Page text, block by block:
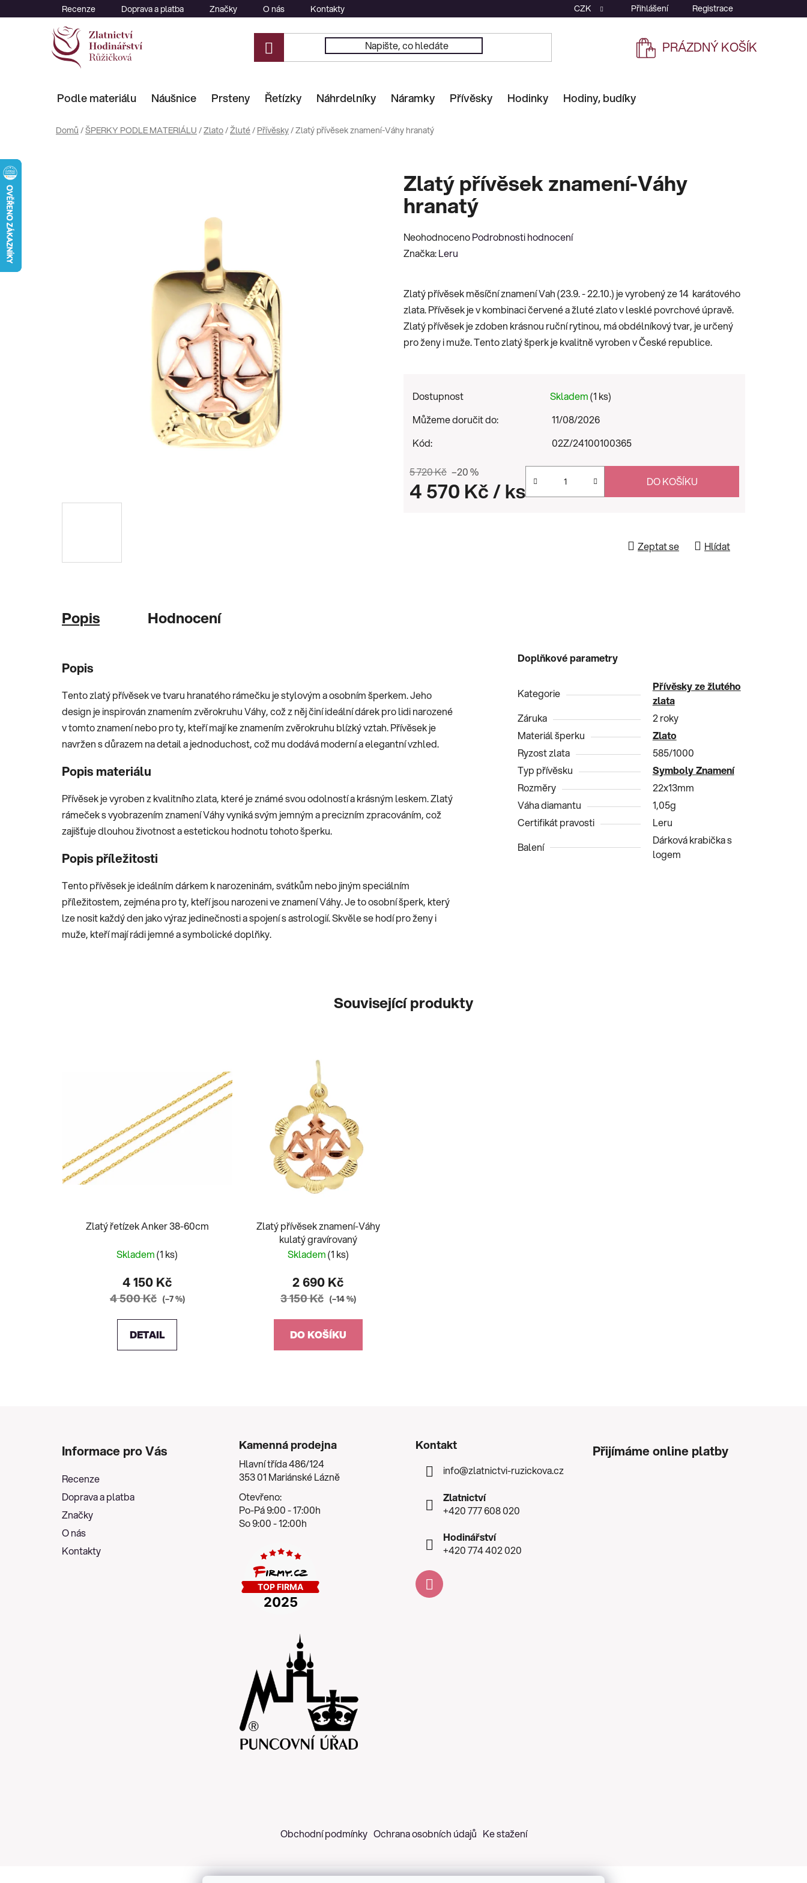
na
Recenze Doprava a platba Značky O nás Kontakty CZK Přihlášení Registrace
NÁKUPNÍ
PRÁZDNÝ KOŠÍK
Podle materiálu Náušnice Prsteny Řetízky Náhrdelníky Náramky Přívěsky Hodinky Hodiny, budíky
Domů /ŠPERKY PODLE MATERIÁLU /Zlato/Žluté/ Přívěsky/Zlatý přívěsek znamení-Váhy hranatý
Zlatý přívěsek znamení-Váhy
hranatý
Průměrné
hodnocení
0,0
z
5
hvězdiček.
NeohodnocenoPodrobnosti hodnocení
Značka:Leru
Zlatý přívěsek měsíční znamení Vah (23.9. - 22.10.) je vyrobený ze 14 karátového
zlata. Přívěsek je v kombinaci červené a žluté zlato v lesklé povrchové úpravě.
Zlatý přívěsek je zdoben krásnou ruční rytinou, má obdélníkový tvar, je určený
pro ženy i muže. Tento zlatý šperk je kvalitně vyroben v České republice.
Dostupnost Skladem(1 ks)
Můžeme doručit do:
11/08/2026
Kód:
02Z/24100100365
5 720 Kč –20 %
4 570 Kč/ ks DO KOŠÍKU
Zeptat se Hlídat
Popis Hodnocení
Popis
Tento zlatý přívěsek ve tvaru hranatého rámečku je stylovým a osobním šperkem. Jeho
design je inspirován znamením zvěrokruhu Váhy, což z něj činí ideální dárek pro lidi narozené
v tomto znamení nebo pro ty, kteří mají ke znamením zvěrokruhu blízký vztah. Přívěsek je
navržen s důrazem na detail a jednoduchost, což mu dodává moderní a elegantní vzhled.
Popis materiálu
Přívěsek je vyroben z kvalitního zlata, které je známé svou odolností a krásným leskem. Zlatý
rámeček s vyobrazením znamení Váhy vyniká svým jemným a precizním zpracováním, což
zajišťuje dlouhou životnost a estetickou hodnotu tohoto šperku.
Popis příležitosti
Tento přívěsek je ideálním dárkem k narozeninám, svátkům nebo jiným speciálním
příležitostem, zejména pro ty, kteří jsou narozeni ve znamení Váhy. Je to osobní šperk, který
lze nosit každý den jako výraz jedinečnosti a spojení s astrologií. Skvěle se hodí pro ženy i
muže, kteří mají rádi jemné a symbolické doplňky.
Doplňkové parametry
Kategorie
Přívěsky ze žlutého
zlata
Záruka
2 roky
Materiál šperku
Zlato
Ryzost zlata
585/1000
Typ přívěsku
Symboly Znamení
Rozměry
22x13mm
Váha diamantu
1,05g
Certifikát pravosti
Leru
Balení
Dárková krabička s
logem
Související produkty
Zlatý řetízek Anker 38-60cm
Skladem(1 ks)
4 150 Kč
4 500 Kč (–7 %)
DETAIL
Zlatý přívěsek znamení-Váhy
kulatý gravírovaný
Skladem(1 ks)
2 690 Kč
3 150 Kč (–14 %)
DO KOŠÍKU
Informace pro Vás
Recenze
Doprava a platba
Značky
O nás
Kontakty
Kamenná prodejna
Hlavní třída 486/124
353 01 Mariánské Lázně
Otevřeno:
Po-Pá 9:00 - 17:00h
So 9:00 - 12:00h
Kontakt
info@zlatnictvi-ruzickova.cz
Zlatnictví
+420 777 608 020
Hodinářství
+420 774 402 020
Přijímáme online platby
Obchodní podmínky Ochrana osobních údajů Ke stažení